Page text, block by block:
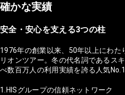
確かな実績
安全・安心を支える3つの柱
1976年の創業以来、50年以上にわた
リオンツアー。冬の代名詞であるス
べ数百万人の利用実績を誇る人気
1.HISグループの信頼ネットワーク